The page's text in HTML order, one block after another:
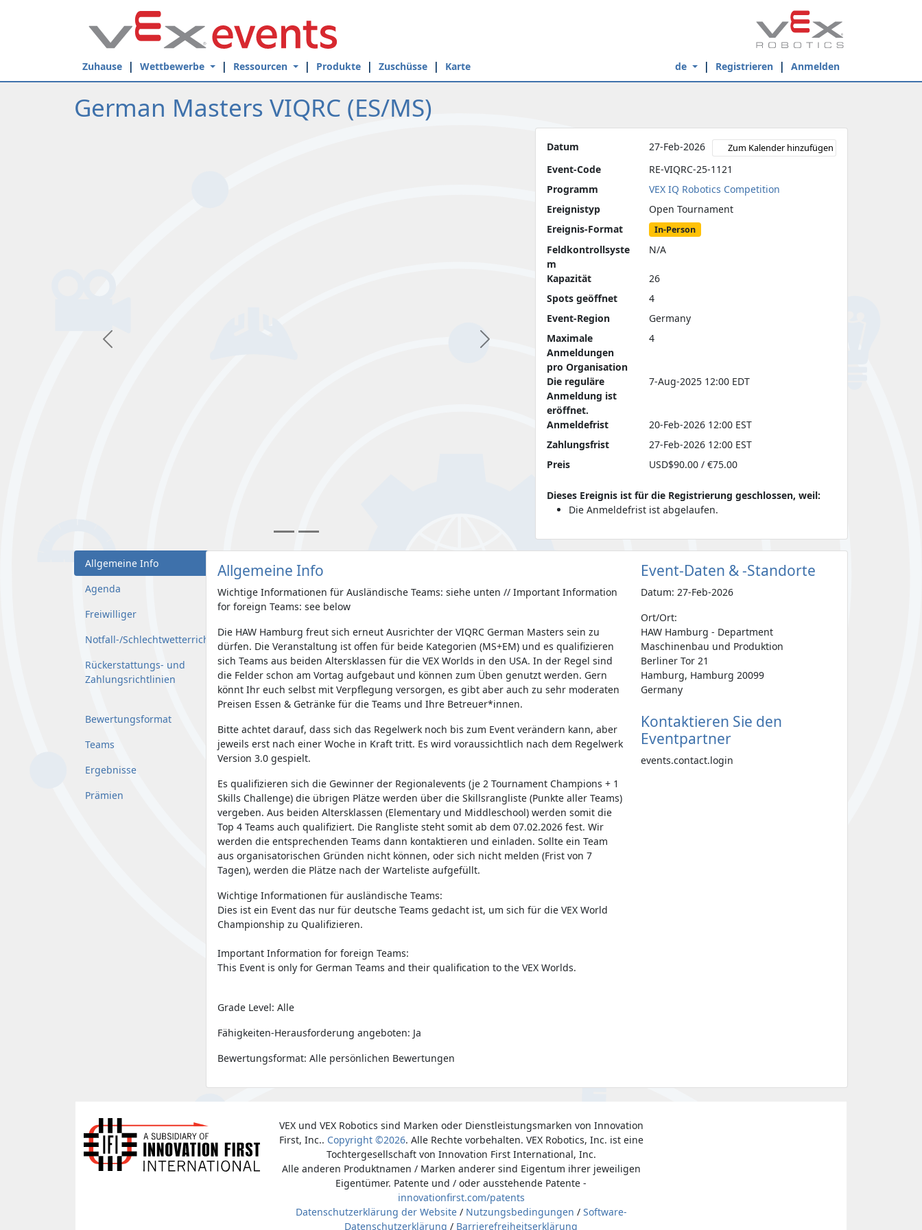
Zuhause Wettbewerbe Ressourcen Produkte Zuschüsse Karte de Registrieren Anmelden
German Masters VIQRC (ES/MS)
Vorherige Nächste
Datum 27-Feb-2026 Zum Kalender hinzufügen
Event-Code
RE-VIQRC-25-1121
Programm
VEX IQ Robotics Competition
Ereignistyp
Open Tournament
Ereignis-Format
In-Person
Feldkontrollsyste
m
N/A
Kapazität
26
Spots geöffnet
4
Event-Region
Germany
Maximale
Anmeldungen
pro Organisation
4
Die reguläre
Anmeldung ist
eröffnet.
7-Aug-2025 12:00 EDT
Anmeldefrist
20-Feb-2026 12:00 EST
Zahlungsfrist
27-Feb-2026 12:00 EST
Preis
USD$90.00 / €75.00
Dieses Ereignis ist für die Registrierung geschlossen, weil:
Die Anmeldefrist ist abgelaufen.
Allgemeine Info
Agenda
Freiwilliger
Notfall-/Schlechtwetterrichtlinie
Rückerstattungs- und
Zahlungsrichtlinien
Bewertungsformat
Teams
Ergebnisse
Prämien
Allgemeine Info
Wichtige Informationen für Ausländische Teams: siehe unten // Important Information
for foreign Teams: see below
Die HAW Hamburg freut sich erneut Ausrichter der VIQRC German Masters sein zu
dürfen. Die Veranstaltung ist offen für beide Kategorien (MS+EM) und es qualifizieren
sich Teams aus beiden Altersklassen für die VEX Worlds in den USA. In der Regel sind
die Felder schon am Vortag aufgebaut und können zum Üben genutzt werden. Gern
könnt Ihr euch selbst mit Verpflegung versorgen, es gibt aber auch zu sehr moderaten
Preisen Essen & Getränke für die Teams und Ihre Betreuer*innen.
Bitte achtet darauf, dass sich das Regelwerk noch bis zum Event verändern kann, aber
jeweils erst nach einer Woche in Kraft tritt. Es wird voraussichtlich nach dem Regelwerk
Version 3.0 gespielt.
Es qualifizieren sich die Gewinner der Regionalevents (je 2 Tournament Champions + 1
Skills Challenge) die übrigen Plätze werden über die Skillsrangliste (Punkte aller Teams)
vergeben. Aus beiden Altersklassen (Elementary und Middleschool) werden somit die
Top 4 Teams auch qualifiziert. Die Rangliste steht somit ab dem 07.02.2026 fest. Wir
werden die entsprechenden Teams dann kontaktieren und einladen. Sollte ein Team
aus organisatorischen Gründen nicht können, oder sich nicht melden (Frist von 7
Tagen), werden die Plätze nach der Warteliste aufgefüllt.
Wichtige Informationen für ausländische Teams:
Dies ist ein Event das nur für deutsche Teams gedacht ist, um sich für die VEX World
Championship zu Qualifizieren.
Important Information for foreign Teams:
This Event is only for German Teams and their qualification to the VEX Worlds.
Grade Level: Alle
Fähigkeiten-Herausforderung angeboten: Ja
Bewertungsformat: Alle persönlichen Bewertungen
Event-Daten & -Standorte
Datum: 27-Feb-2026
Ort/Ort:
HAW Hamburg - Department
Maschinenbau und Produktion
Berliner Tor 21
Hamburg, Hamburg 20099
Germany
Kontaktieren Sie den
Eventpartner
events.contact.login
VEX und VEX Robotics sind Marken oder Dienstleistungsmarken von Innovation
First, Inc.. Copyright ©2026. Alle Rechte vorbehalten. VEX Robotics, Inc. ist eine
Tochtergesellschaft von Innovation First International, Inc.
Alle anderen Produktnamen / Marken anderer sind Eigentum ihrer jeweiligen
Eigentümer. Patente und / oder ausstehende Patente -
innovationfirst.com/patents
Datenschutzerklärung der Website/Nutzungsbedingungen / Software-
Datenschutzerklärung / Barrierefreiheitserklärung